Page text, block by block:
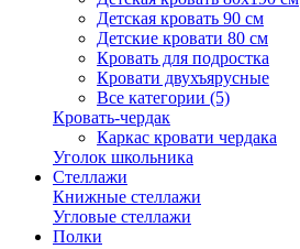
Детская кровать 90 см
Детские кровати 80 см
Кровать для подростка
Кровати двухъярусные
Все категории (5)
Кровать-чердак
Каркас кровати чердака
Уголок школьника
Стеллажи
Книжные стеллажи
Угловые стеллажи
Полки